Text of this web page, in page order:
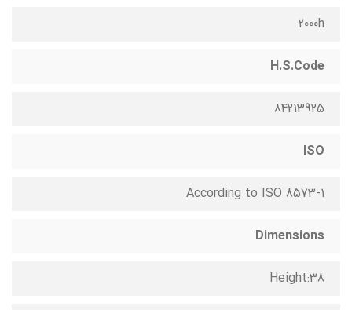
2000h
H.S.Code
84213925
ISO
According to ISO 8573-1
Dimensions
Height:38